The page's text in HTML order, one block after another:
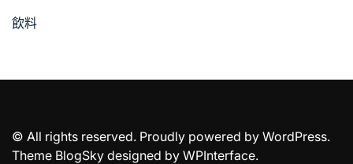
飲料
© All rights reserved. Proudly powered by WordPress.
Theme BlogSky designed by WPInterface.